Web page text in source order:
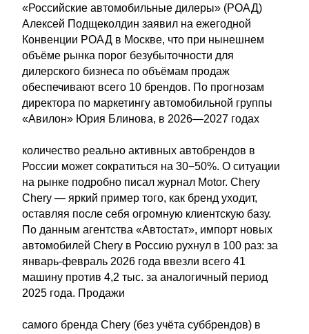
«Российские автомобильные дилеры» (РОАД)
Алексей Подщеколдин заявил на ежегодной
Конвенции РОАД в Москве, что при нынешнем
объёме рынка порог безубыточности для
дилерского бизнеса по объёмам продаж
обеспечивают всего 10 брендов. По прогнозам
директора по маркетингу автомобильной группы
«Авилон» Юрия Блинова, в 2026—2027 годах
количество реально активных автобрендов в
России может сократиться на 30−50%. О ситуации
на рынке подробно писал журнал Motor. Chery
Chery — яркий пример того, как бренд уходит,
оставляя после себя огромную клиентскую базу.
По данным агентства «Автостат», импорт новых
автомобилей Chery в Россию рухнул в 100 раз: за
январь-февраль 2026 года ввезли всего 41
машину против 4,2 тыс. за аналогичный период
2025 года. Продажи
самого бренда Chery (без учёта суббрендов) в